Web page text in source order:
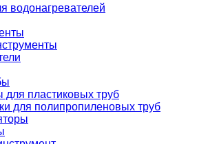
водонагревателей
пластиковых труб
для полипропиленовых труб